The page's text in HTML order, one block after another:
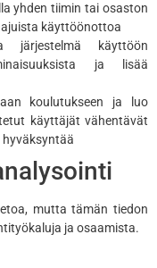
yhden tiimin tai osaston
käyttöönottoa
järjestelmä käyttöön
ja lisää
koulutukseen ja luo
käyttäjät vähentävät
mutta tämän tiedon
ja osaamista.